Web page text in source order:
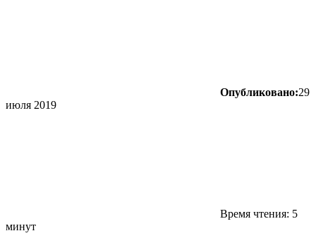
Опубликовано:29
июля 2019
Время чтения: 5
минут